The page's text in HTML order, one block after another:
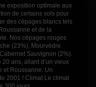
exposition optimale aux
de certains sols pour
des cépages blancs tels
et de la
Nos cépages rouges
(23%), Mourvèdre
Sauvignon (2%).
20 ans, allant d’un vieux
et Roussanne. Un
2001 ! Climat Le climat